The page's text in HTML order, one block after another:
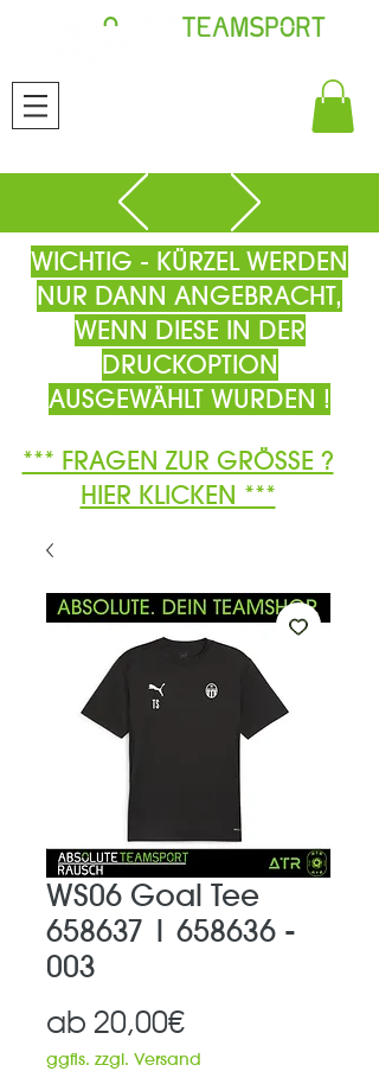
WICHTIG - KÜRZEL WERDEN
NUR DANN ANGEBRACHT,
WENN DIESE IN DER
DRUCKOPTION
AUSGEWÄHLT WURDEN !
*** FRAGEN ZUR GRÖSSE ?
HIER KLICKEN ***
WS06 Goal Tee
658637 | 658636 -
003
ab 20,00€Sale-
Preis
ggfls. zzgl. Versand